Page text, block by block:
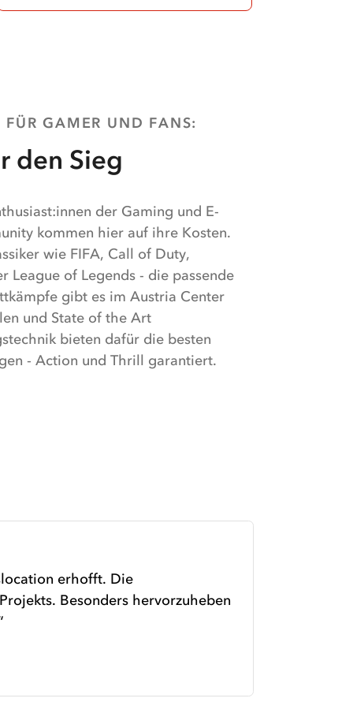
FÜR GAMER UND FANS:
den Sieg
der Gaming und E-
kommen hier auf ihre Kosten.
wie FIFA, Call of Duty,
League of Legends - die passende
gibt es im Austria Center
und State of the Art
bieten dafür die besten
- Action und Thrill garantiert.
erhofft. Die
Besonders hervorzuheben